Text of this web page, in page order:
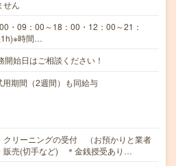
せん
・09：00～18：00・12：00～21：
時間…
始日はご相談ください！
期間（2週間）も同給与
リーニングの受付 （お預かりと業者
販売(切手など) ＊金銭授受あり…